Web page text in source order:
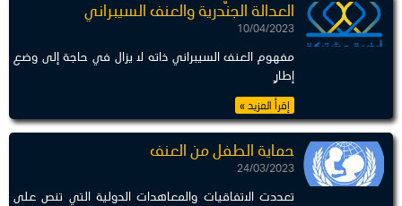
العدالة الجنّدرية والعنف السيبراني
10/04/2023
مفهوم العنف السيبراني ذاته لا يزال في حاجة إلى وضع
إطارٍ
إقرأ المزيد »
حماية الطفل من العنف
24/03/2023
تعددت الاتفاقيات والمعاهدات الدولية التي تنص على